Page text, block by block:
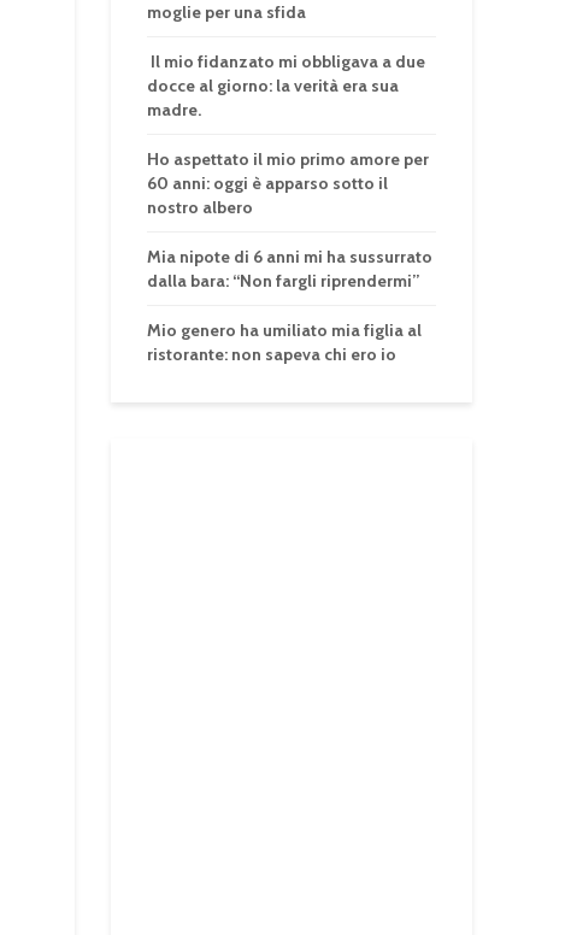
moglie per una sfida
Il mio fidanzato mi obbligava a due
docce al giorno: la verità era sua
madre.
Ho aspettato il mio primo amore per
60 anni: oggi è apparso sotto il
nostro albero
Mia nipote di 6 anni mi ha sussurrato
dalla bara: “Non fargli riprendermi”
Mio genero ha umiliato mia figlia al
ristorante: non sapeva chi ero io